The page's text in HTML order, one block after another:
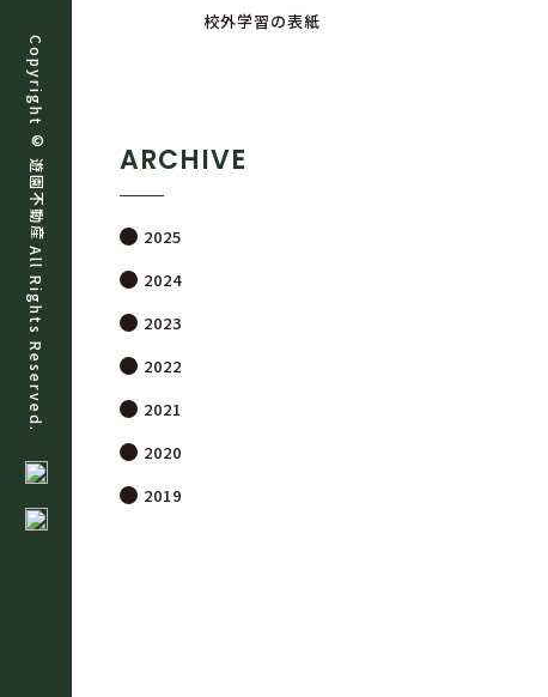
校外学習の表紙
ARCHIVE
2025
2024
2023
2022
2021
2020
2019
Copyright ©
遊
園
不
動
産
All Rights Reserved.